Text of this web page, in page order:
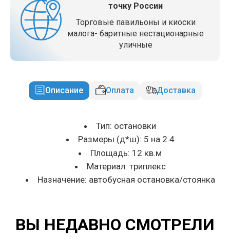
точку России
Торговые павильоны и киоски
малога- баритные нестационарные
уличные
Описание Оплата Доставка
Тип: остановки
Размеры (д*ш): 5 на 2.4
Площадь: 12 кв.м
Материал: триплекс
Назначение: автобусная остановка/стоянка
ВЫ НЕДАВНО СМОТРЕЛИ